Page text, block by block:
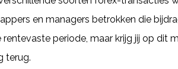
en managers betrokken die
rentevaste periode, maar krijg jij op dit
terug.